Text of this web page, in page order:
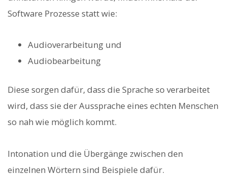
Software Prozesse statt wie:
Audioverarbeitung und
Audiobearbeitung
Diese sorgen dafür, dass die Sprache so verarbeitet
wird, dass sie der Aussprache eines echten Menschen
so nah wie möglich kommt.
Intonation und die Übergänge zwischen den
einzelnen Wörtern sind Beispiele dafür.